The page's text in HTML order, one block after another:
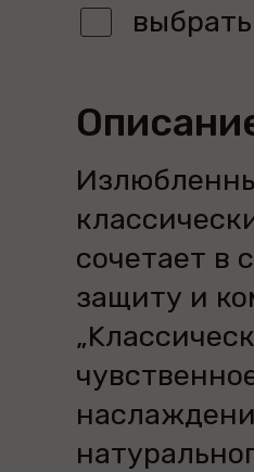
сочетает в
защиту и